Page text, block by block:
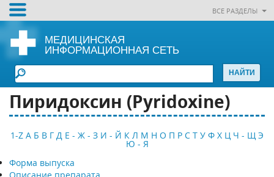
ВСЕ РАЗДЕЛЫ
МЕДИЦИНСКАЯ
ИНФОРМАЦИОННАЯ СЕТЬ
Пиридоксин (Pyridoxine)
1-Z А Б В Г Д Е - Ж - З И - Й К Л М Н О П Р С Т У Ф Х Ц Ч - Щ Э
Ю - Я
Форма выпуска